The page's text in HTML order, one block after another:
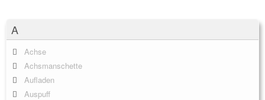
A
Achse
Achsmanschette
Aufladen
Auspuff